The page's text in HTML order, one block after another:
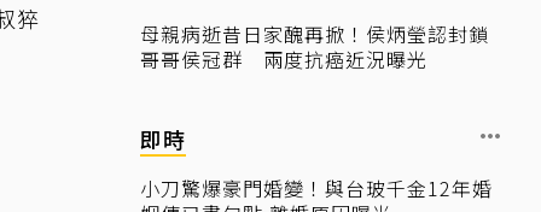
猝
母親病逝昔日家醜再掀！侯炳瑩認封鎖
哥哥侯冠群 兩度抗癌近況曝光
即時
小刀驚爆豪門婚變！與台玻千金12年婚